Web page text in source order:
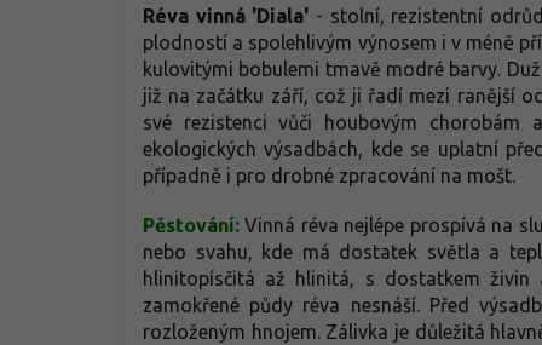
Réva vinná 'Diala' - stolní, rezistentní
plodností a spolehlivým výnosem i v méně
kulovitými bobulemi tmavě modré barvy.
již na začátku září, což ji řadí mezi ranější
své rezistenci vůči houbovým
ekologických výsadbách, kde se uplatní
případně i pro drobné zpracování na mošt.
Pěstování:Vinná réva nejlépe prospívá na
nebo svahu, kde má dostatek světla a
hlinitopísčitá až hlinitá, s dostatkem
zamokřené půdy réva nesnáší. Před
rozloženým hnojem. Zálivka je důležitá